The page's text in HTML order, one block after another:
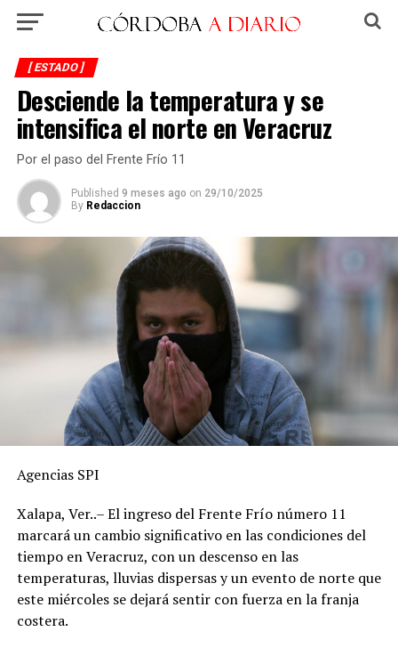
[ ESTADO ]
Desciende la temperatura y se
intensifica el norte en Veracruz
Por el paso del Frente Frío 11
Published 9 meses ago on 29/10/2025
By Redaccion
Agencias SPI
Xalapa, Ver..– El ingreso del Frente Frío número 11
marcará un cambio significativo en las condiciones del
tiempo en Veracruz, con un descenso en las
temperaturas, lluvias dispersas y un evento de norte que
este miércoles se dejará sentir con fuerza en la franja
costera.